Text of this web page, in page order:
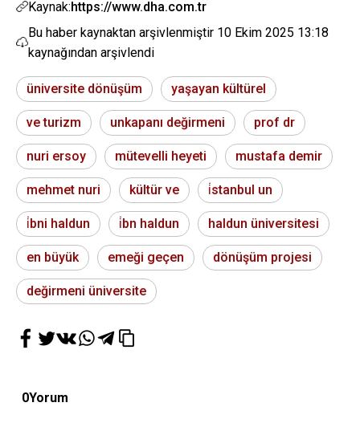
Kaynak:https://www.dha.com.tr
Bu haber kaynaktan arşivlenmiştir 10 Ekim 2025 13:18
kaynağından arşivlendi
üniversite dönüşüm yaşayan kültürel
ve turizm unkapanı değirmeni prof dr
nuri ersoy mütevelli heyeti mustafa demir
mehmet nuri kültür ve i̇stanbul un
i̇bni haldun i̇bn haldun haldun üniversitesi
en büyük emeği geçen dönüşüm projesi
değirmeni üniversite
0Yorum